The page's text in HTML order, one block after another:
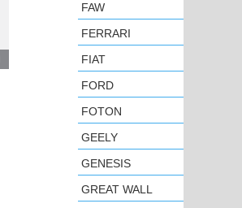
FAW
FERRARI
FIAT
FORD
FOTON
GEELY
GENESIS
GREAT WALL